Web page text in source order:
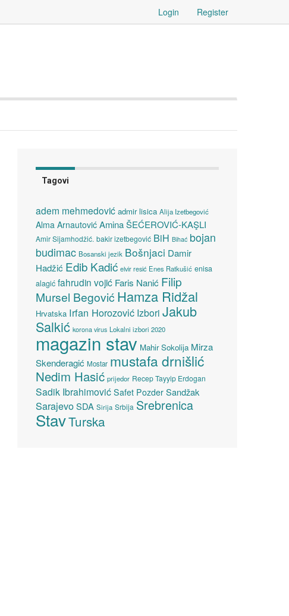
Login Register
Tagovi
adem mehmedović admir lisica Alija Izetbegović
Alma Arnautović Amina ŠEĆEROVIĆ-KAŞLI
Amir Sijamhodžić. bakir izetbegović BiH Bihać bojan
budimac Bosanski jezik Bošnjaci Damir
Hadžić Edib Kadić elvir resić Enes Ratkušić enisa
alagić fahrudin vojić Faris Nanić Filip
Mursel Begović Hamza Ridžal
Hrvatska Irfan Horozović Izbori Jakub
Salkić korona virus Lokalni izbori 2020
magazin stav Mahir Sokolija Mirza
Skenderagić Mostar mustafa drnišlić
Nedim Hasić prijedor Recep Tayyip Erdogan
Sadik Ibrahimović Safet Pozder Sandžak
SarajevoSDA Sirija Srbija Srebrenica
StavTurska